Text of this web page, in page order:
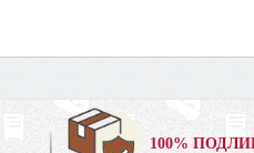
100%